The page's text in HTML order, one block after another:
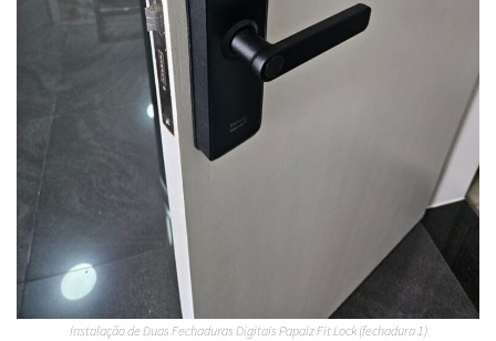
Instalação de Duas Fechaduras Digitais Papaiz Fit Lock (fechadura 1)